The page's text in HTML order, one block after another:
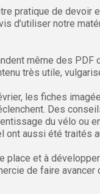
pratique de devoir
d’utiliser notre
même des
très utile,
les fiches
Des
du vélo ou
ont aussi été traités
place et à
de faire